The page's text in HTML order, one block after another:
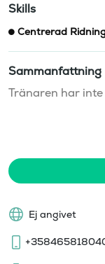
Skills
Centrerad
Sammanfattning
Tränaren har
Ej angivet